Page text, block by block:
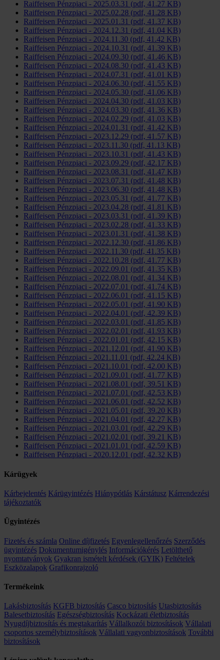
Raiffeisen Pénzpiaci - 2025.03.31 (pdf, 41.27 KB)
Raiffeisen Pénzpiaci - 2025.02.28 (pdf, 41.28 KB)
Raiffeisen Pénzpiaci - 2025.01.31 (pdf, 41.37 KB)
Raiffeisen Pénzpiaci - 2024.12.31 (pdf, 41.04 KB)
Raiffeisen Pénzpiaci - 2024.11.30 (pdf, 41.42 KB)
Raiffeisen Pénzpiaci - 2024.10.31 (pdf, 41.39 KB)
Raiffeisen Pénzpiaci - 2024.09.30 (pdf, 41.46 KB)
Raiffeisen Pénzpiaci - 2024.08.30 (pdf, 41.43 KB)
Raiffeisen Pénzpiaci - 2024.07.31 (pdf, 41.01 KB)
Raiffeisen Pénzpiaci - 2024.06.30 (pdf, 41.55 KB)
Raiffeisen Pénzpiaci - 2024.05.30 (pdf, 41.06 KB)
Raiffeisen Pénzpiaci - 2024.04.30 (pdf, 41.03 KB)
Raiffeisen Pénzpiaci - 2024.03.30 (pdf, 41.36 KB)
Raiffeisen Pénzpiaci - 2024.02.29 (pdf, 41.03 KB)
Raiffeisen Pénzpiaci - 2024.01.31 (pdf, 41.42 KB)
Raiffeisen Pénzpiaci - 2023.12.29 (pdf, 41.57 KB)
Raiffeisen Pénzpiaci - 2023.11.30 (pdf, 41.13 KB)
Raiffeisen Pénzpiaci - 2023.10.31 (pdf, 41.43 KB)
Raiffeisen Pénzpiaci - 2023.09.29 (pdf, 42.17 KB)
Raiffeisen Pénzpiaci - 2023.08.31 (pdf, 41.47 KB)
Raiffeisen Pénzpiaci - 2023.07.31 (pdf, 41.48 KB)
Raiffeisen Pénzpiaci - 2023.06.30 (pdf, 41.48 KB)
Raiffeisen Pénzpiaci - 2023.05.31 (pdf, 41.77 KB)
Raiffeisen Pénzpiaci - 2023.04.28 (pdf, 41.81 KB)
Raiffeisen Pénzpiaci - 2023.03.31 (pdf, 41.39 KB)
Raiffeisen Pénzpiaci - 2023.02.28 (pdf, 41.33 KB)
Raiffeisen Pénzpiaci - 2023.01.31 (pdf, 41.38 KB)
Raiffeisen Pénzpiaci - 2022.12.30 (pdf, 41.86 KB)
Raiffeisen Pénzpiaci - 2022.11.30 (pdf, 41.35 KB)
Raiffeisen Pénzpiaci - 2022.10.28 (pdf, 41.77 KB)
Raiffeisen Pénzpiaci - 2022.09.01 (pdf, 41.35 KB)
Raiffeisen Pénzpiaci - 2022.08.01 (pdf, 41.34 KB)
Raiffeisen Pénzpiaci - 2022.07.01 (pdf, 41.74 KB)
Raiffeisen Pénzpiaci - 2022.06.01 (pdf, 41.15 KB)
Raiffeisen Pénzpiaci - 2022.05.01 (pdf, 41.90 KB)
Raiffeisen Pénzpiaci - 2022.04.01 (pdf, 42.39 KB)
Raiffeisen Pénzpiaci - 2022.03.01 (pdf, 41.85 KB)
Raiffeisen Pénzpiaci - 2022.02.01 (pdf, 41.93 KB)
Raiffeisen Pénzpiaci - 2022.01.01 (pdf, 42.15 KB)
Raiffeisen Pénzpiaci - 2021.12.01 (pdf, 41.90 KB)
Raiffeisen Pénzpiaci - 2021.11.01 (pdf, 42.24 KB)
Raiffeisen Pénzpiaci - 2021.10.01 (pdf, 42.00 KB)
Raiffeisen Pénzpiaci - 2021.09.01 (pdf, 41.77 KB)
Raiffeisen Pénzpiaci - 2021.08.01 (pdf, 39.51 KB)
Raiffeisen Pénzpiaci - 2021.07.01 (pdf, 42.53 KB)
Raiffeisen Pénzpiaci - 2021.06.01 (pdf, 42.52 KB)
Raiffeisen Pénzpiaci - 2021.05.01 (pdf, 39.20 KB)
Raiffeisen Pénzpiaci - 2021.04.01 (pdf, 42.27 KB)
Raiffeisen Pénzpiaci - 2021.03.01 (pdf, 42.29 KB)
Raiffeisen Pénzpiaci - 2021.02.01 (pdf, 39.21 KB)
Raiffeisen Pénzpiaci - 2021.01.01 (pdf, 42.59 KB)
Raiffeisen Pénzpiaci - 2020.12.01 (pdf, 42.32 KB)
Kárügyek
Kárbejelentés Kárügyintézés Hiánypótlás Kárstátusz Kárrendezési
tájékoztatók
Ügyintézés
Fizetés és számla Online díjfizetés Egyenlegellenőrzés Szerződés
ügyintézés Dokumentumigénylés Információkérés Letölthető
nyomtatványok Gyakran ismételt kérdések (GYIK) Feltételek
Eszközalapok Grafikonrajzoló
Termékeink
Lakásbiztosítás KGFB biztosítás Casco biztosítás Utasbiztosítás
Balesetbiztosítás Egészségbiztosítás Kockázati életbiztosítás
Nyugdíjbiztosítás és megtakarítás Vállalkozói biztosítások Vállalati
csoportos személybiztosítások Vállalati vagyonbiztosítások További
biztosítások